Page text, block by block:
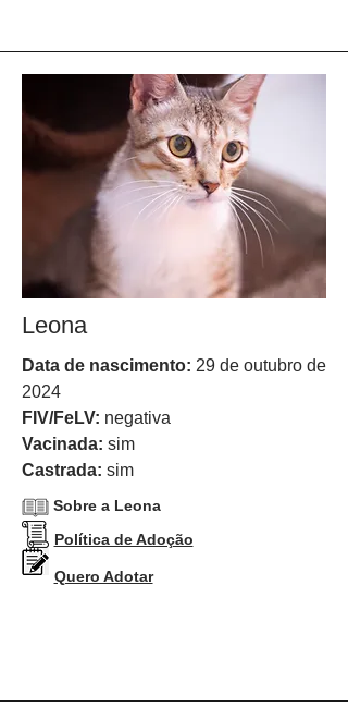
Leona
Data de nascimento: 29 de outubro de
2024
FIV/FeLV: negativa
Vacinada: sim
Castrada: sim
Sobre a Leona
Política de Adoção
Quero Adotar